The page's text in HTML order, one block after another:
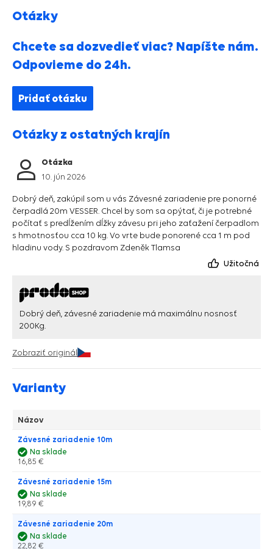
Otázky
Chcete sa dozvedieť viac? Napíšte nám.
Odpovieme do 24h.
Pridať otázku
Otázky z ostatných krajín
Otázka
10. jún 2026
Dobrý deň, zakúpil som u vás Závesné zariadenie pre ponorné
čerpadlá 20m VESSER. Chcel by som sa opýtať, či je potrebné
počítať s predĺžením dĺžky závesu pri jeho zaťažení čerpadlom
s hmotnosťou cca 10 kg. Vo vrte bude ponorené cca 1 m pod
hladinu vody. S pozdravom Zdeněk Tlamsa
Užitočná
Dobrý deň, závesné zariadenie má maximálnu nosnosť
200Kg.
Zobraziť originál
Varianty
Názov
Závesné zariadenie 10m
Na sklade
16,85 €
Závesné zariadenie 15m
Na sklade
19,89 €
Závesné zariadenie 20m
Na sklade
22,82 €